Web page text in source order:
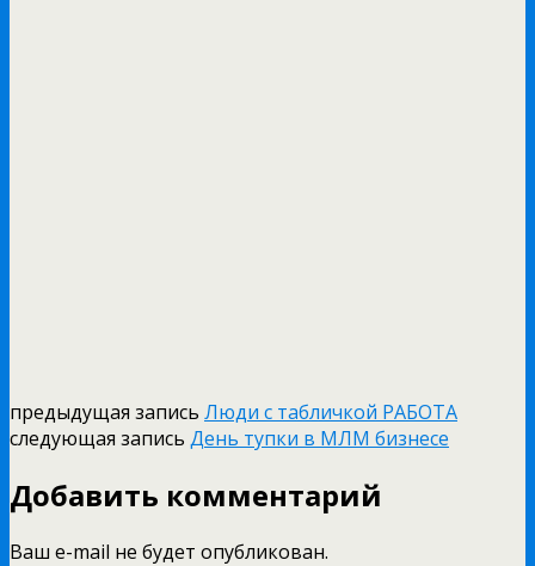
предыдущая запись Люди с табличкой РАБОТА
следующая запись День тупки в МЛМ бизнесе
Добавить комментарий
Ваш e-mail не будет опубликован.